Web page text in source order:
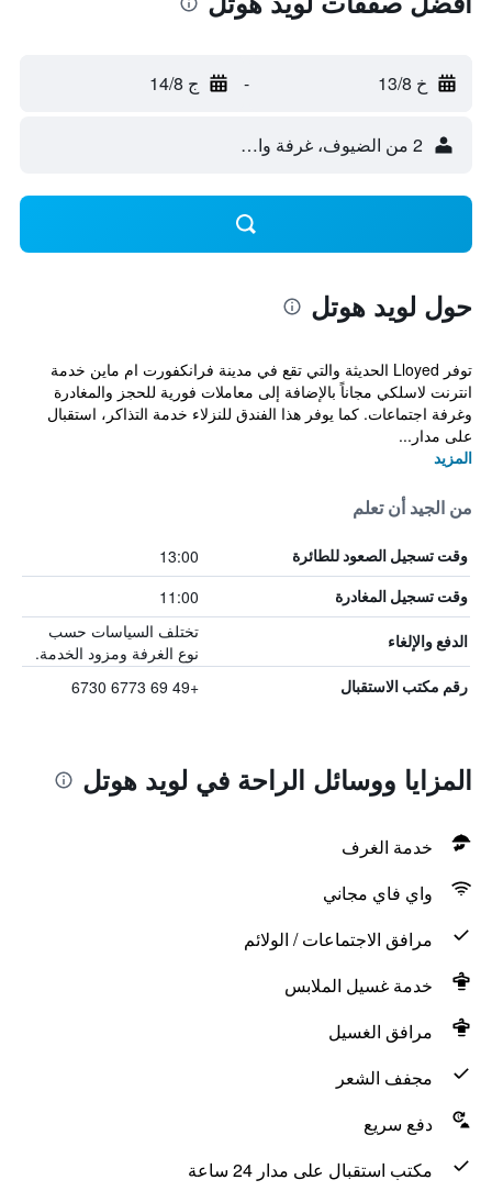
خ 13/8 - ج 14/8
2 من الضيوف، غرفة واحدة
حول لويد هوتل
توفر Lloyed الحديثة والتي تقع في مدينة فرانكفورت ام ماين خدمة
انترنت لاسلكي مجاناً بالإضافة إلى معاملات فورية للحجز والمغادرة
وغرفة اجتماعات. كما يوفر هذا الفندق للنزلاء خدمة التذاكر، استقبال
على مدار...
المزيد
من الجيد أن تعلم
وقت تسجيل الصعود للطائرة 13:00
وقت تسجيل المغادرة 11:00
الدفع والإلغاء
تختلف السياسات حسب
نوع الغرفة ومزود الخدمة.
رقم مكتب الاستقبال +49 69 6773 6730
المزايا ووسائل الراحة في لويد هوتل
خدمة الغرف
واي فاي مجاني
مرافق الاجتماعات / الولائم
خدمة غسيل الملابس
مرافق الغسيل
مجفف الشعر
دفع سريع
مكتب استقبال على مدار 24 ساعة